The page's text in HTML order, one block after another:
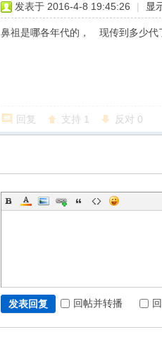
发表于 2016-4-8 19:45:26 | 显
鼻祖是哪各年代的， 现传到多少代
回复 支持 1 反对 0
发表回复 回帖并转播